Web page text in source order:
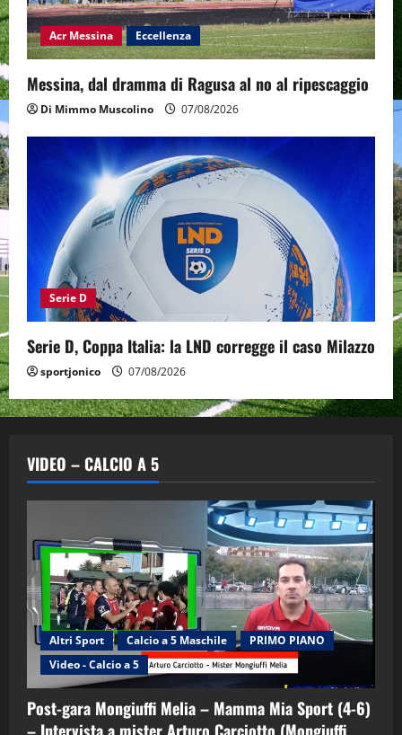
Acr Messina Eccellenza
Messina, dal dramma di Ragusa al no al ripescaggio
Di Mimmo Muscolino 07/08/2026
Serie D
Serie D, Coppa Italia: la LND corregge il caso Milazzo
sportjonico 07/08/2026
VIDEO – CALCIO A 5
Altri Sport Calcio a 5 Maschile
PRIMO PIANO
Video - Calcio a 5
Post-gara Mongiuffi Melia – Mamma Mia Sport (4-6)